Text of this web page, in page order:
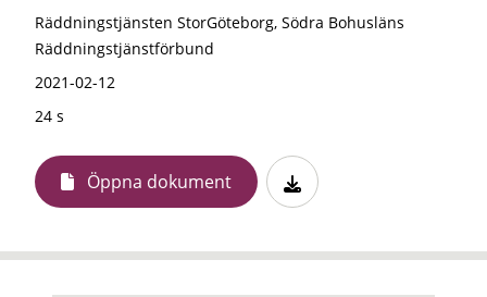
Räddningstjänsten StorGöteborg, Södra Bohusläns
Räddningstjänstförbund
2021-02-12
24 s
Öppna dokument